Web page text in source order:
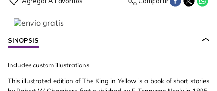
SINOPSIS
Includes custom illustrations
This illustrated edition of The King in Yellow is a book of short stories